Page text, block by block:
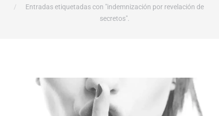
Entradas etiquetadas con "indemnización por revelación de
secretos".